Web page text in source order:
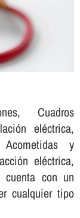
Cuadros
eléctrica,
Acometidas y
eléctrica,
con un
cualquier tipo